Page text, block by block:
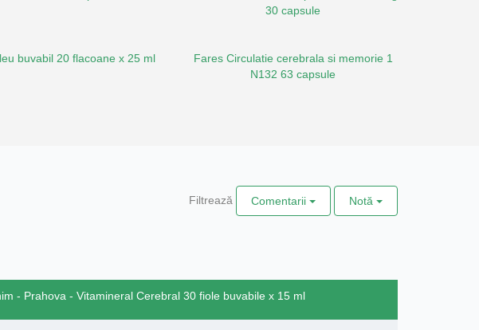
30 capsule
buvabil 20 flacoane x 25 ml
Fares Circulatie cerebrala si memorie 1
N132 63 capsule
Filtrează Comentarii Notă
- Prahova - Vitamineral Cerebral 30 fiole buvabile x 15 ml